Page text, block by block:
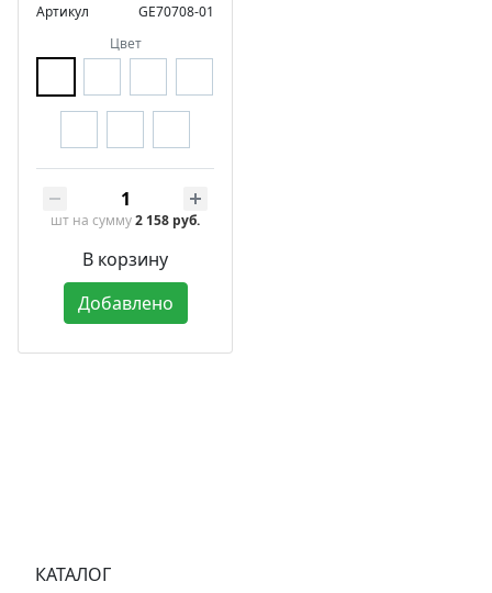
Артикул
GE70708-01
Цвет
шт на сумму2 158 руб.
В корзину
Добавлено
КАТАЛОГ